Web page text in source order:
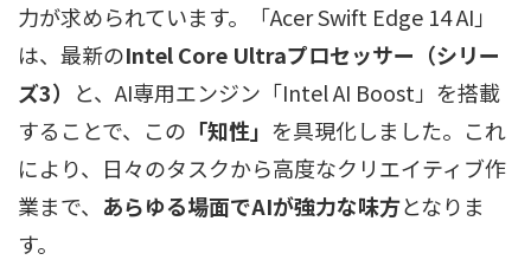
力が求められています。「Acer Swift Edge 14 AI」
は、最新のIntel Core Ultraプロセッサー（シリー
ズ3） と、AI専用エンジン「Intel AI Boost」を搭載
することで、この 「知性」 を具現化しました。これ
により、日々のタスクから高度なクリエイティブ作
業まで、 あらゆる場面でAIが強力な味方となりま
す。